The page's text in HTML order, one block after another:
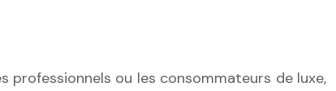
professionnels ou les consommateurs de luxe,